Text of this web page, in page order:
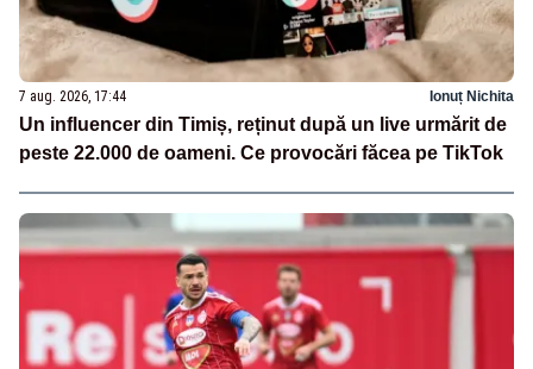
7 aug. 2026, 17:44 Ionuț Nichita
Un influencer din Timiș, reținut după un live urmărit de
peste 22.000 de oameni. Ce provocări făcea pe TikTok